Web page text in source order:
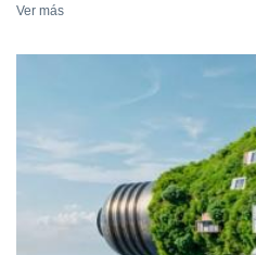
Ver más